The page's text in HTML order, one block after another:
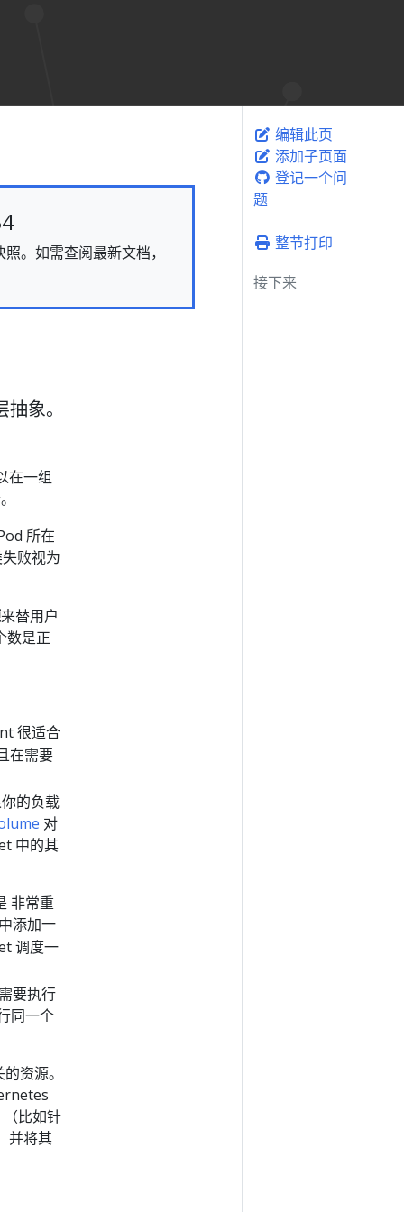
。如需查阅最新文档，
象。
在一组
所在
败视为
来替用户
数是正
很适合
在需要
的负载
对
中的其
非常重
添加一
调度一
要执行
同一个
资源。
比如针
并将其
编辑此页
添加子页面
登记一个问
题
整节打印
接下来